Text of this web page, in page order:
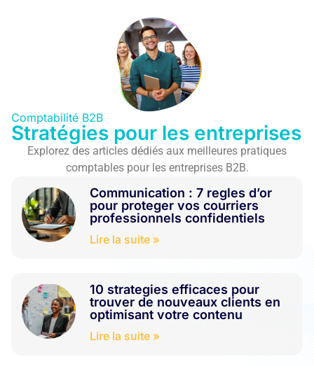
Comptabilité B2B
Stratégies pour les entreprises
Explorez des articles dédiés aux meilleures pratiques
comptables pour les entreprises B2B.
Communication : 7 regles d’or
pour proteger vos courriers
professionnels confidentiels
Lire la suite »
10 strategies efficaces pour
trouver de nouveaux clients en
optimisant votre contenu
Lire la suite »